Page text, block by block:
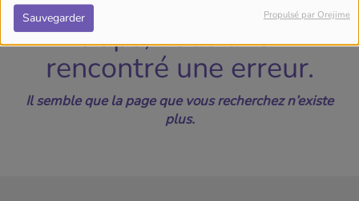
Sauvegarder Propulsé par Orejime
Oups, vous avez
rencontré une erreur.
Il semble que la page que vous recherchez n’existe
plus.